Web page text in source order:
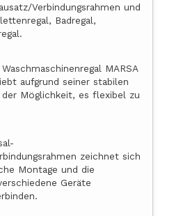
Verbindungsrahmen und
Badregal,
MARSA
aufgrund seiner stabilen
Möglichkeit, es flexibel zu
zeichnet sich
Montage und die
Geräte